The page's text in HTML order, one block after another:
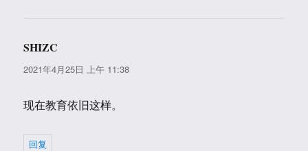
SHIZC
道：
2021年4月25日 上午 11:38
现在教育依旧这样。
回复